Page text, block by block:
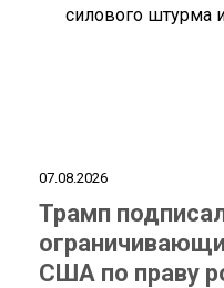
силового штурма
07.08.2026
Трамп
США по праву